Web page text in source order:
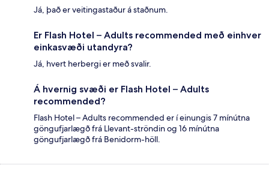
Já, það er veitingastaður á staðnum.
Er Flash Hotel – Adults recommended með einhver
einkasvæði utandyra?
Já, hvert herbergi er með svalir.
Á hvernig svæði er Flash Hotel – Adults
recommended?
Flash Hotel – Adults recommended er í einungis 7 mínútna
göngufjarlægð frá Llevant-ströndin og 16 mínútna
göngufjarlægð frá Benidorm-höll.